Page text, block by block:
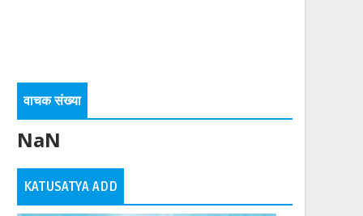
वाचक संख्या
NaN
KATUSATYA ADD